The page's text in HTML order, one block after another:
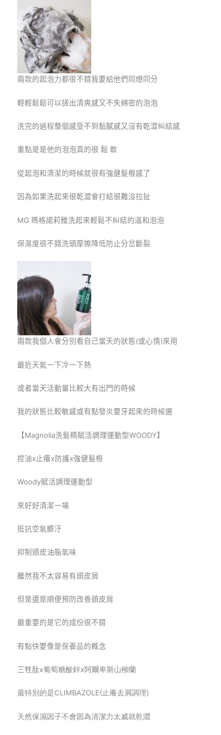
兩款的起泡力都很不錯我要給他們同燈同分
輕輕鬆鬆可以搓出清爽感又不失綿密的泡泡
洗完的過程整個感受不到黏膩感又沒有乾澀糾結感
重點是是他的泡泡真的很 鬆 軟
從起泡和清潔的時候就很有強健髮根感了
因為如果洗起來很乾澀會打結很難沒拉扯
MG 瑪格諾莉雅洗起來輕鬆不糾結的溫和泡泡
保濕度很不錯洗頭摩擦降低防止分岔斷裂
兩款我個人會分別看自己當天的狀態(或心情)來用
最近天氣一下冷一下熱
或者當天活動量比較大有出門的時候
我的狀態比較敏感或有點發炎要牙起來的時候選
【Magnolia洗髮精賦活調理運動型WOODY】
控油x止癢x防護x強健髮根
Woody賦活調理運動型
來好好清潔一場
抵抗空氣髒汙
抑制頭皮油脂氣味
雖然我不太容易有頭皮屑
但是還是順便預防改善頭皮屑
最重要的是它的成份很不錯
有點快要像是保養品的概念
三牲肽x葡萄糖酸鋅x阿爾卑斯山柳蘭
最特別的是CLIMBAZOLE(止癢去屑調理)
天然保濕因子不會因為清潔力太威就乾澀